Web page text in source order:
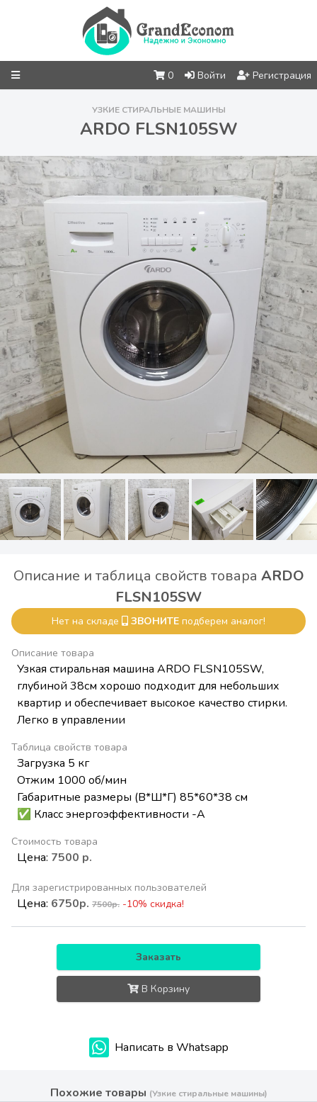
0 Войти Регистрация
УЗКИЕ СТИРАЛЬНЫЕ МАШИНЫ
ARDO FLSN105SW
Описание и таблица свойств товара ARDO
FLSN105SW
Нет на складе ЗВОНИТЕ подберем аналог!
Описание товара
Узкая стиральная машина ARDO FLSN105SW,
глубиной 38см хорошо подходит для небольших
квартир и обеспечивает высокое качество стирки.
Легко в управлении
Таблица свойств товара
Загрузка 5 кг
Отжим 1000 об/мин
Габаритные размеры (В*Ш*Г) 85*60*38 см
✅ Класс энергоэффективности -А
Стоимость товара
Цена: 7500 р.
Для зарегистрированных пользователей
Цена: 6750р. 7500р. -10% скидка!
Заказать
В Корзину
Написать в Whatsapp
Похожие товары (Узкие стиральные машины)